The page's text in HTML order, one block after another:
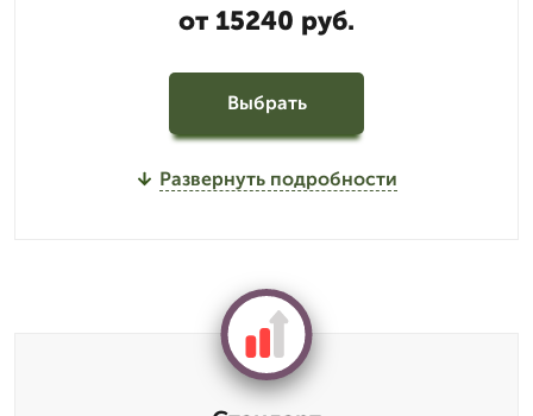
от 15240 руб.
Выбрать
Развернуть подробности